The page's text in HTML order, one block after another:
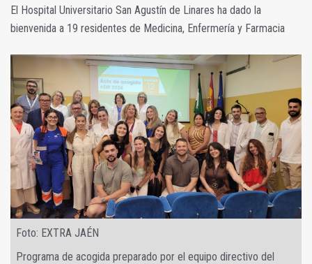
El Hospital Universitario San Agustín de Linares ha dado la
bienvenida a 19 residentes de Medicina, Enfermería y Farmacia
Foto: EXTRA JAÉN
Programa de acogida preparado por el equipo directivo del